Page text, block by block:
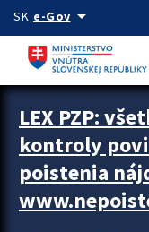
Preskocit na hlavný
SK e-Govarrow_drop_down
Zastavit automatický
LEX PZP:
kontroly
poistenia